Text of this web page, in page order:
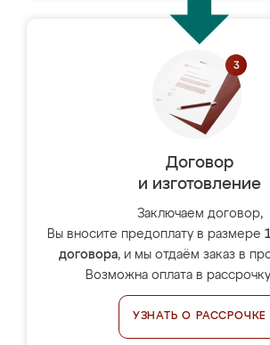
Договор
и изготовление
Заключаем договор,
Вы вносите предоплату в размере
договора, и мы отдаём заказ в
Возможна оплата в
УЗНАТЬ О РАССРОЧКЕ